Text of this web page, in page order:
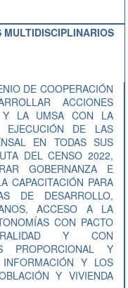
DE COOPERACIÓN
ACCIONES
Y LA UMSA CON LA
EJECUCIÓN DE LAS
EN TODAS SUS
DEL CENSO 2022,
GOBERNANZA E
CAPACITACIÓN PARA
DE DESARROLLO,
ACCESO A LA
CON PACTO
Y CON
PROPORCIONAL Y
Y LOS
Y VIVIENDA